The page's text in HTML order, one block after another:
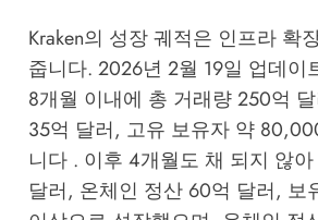
Kraken의 성장 궤적은 인프라 확
줍니다. 2026년 2월 19일 업데이
8개월 이내에 총 거래량 250억
35억 달러, 고유 보유자 약
니다 . 이후 4개월도 채 되지 않
달러, 온체인 정산 60억 달러, 보